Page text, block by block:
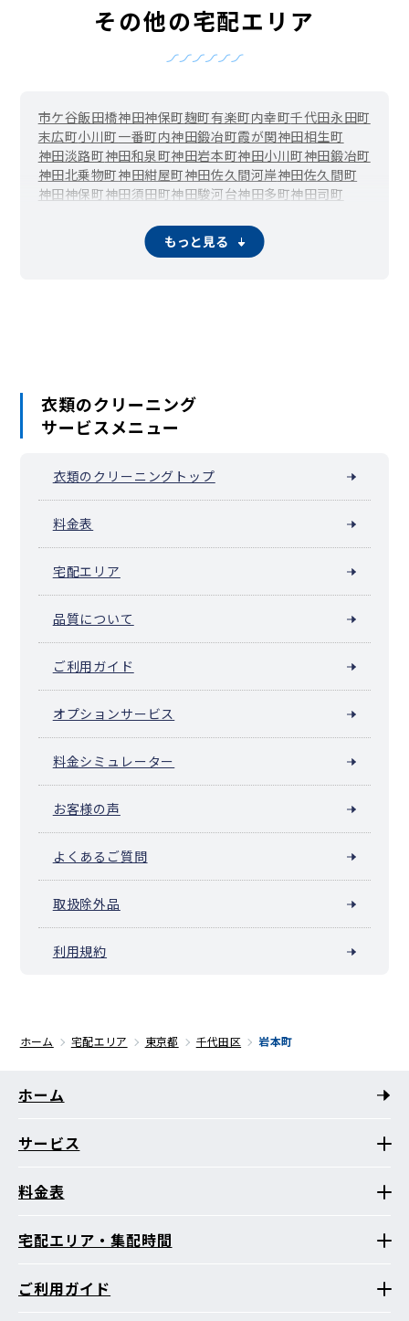
その他の宅配エリア
市ケ谷飯田橋神田神保町麹町有楽町内幸町千代田永田町
末広町小川町一番町内神田鍛冶町霞が関神田相生町
神田淡路町神田和泉町神田岩本町神田小川町神田鍛冶町
神田北乗物町神田紺屋町神田佐久間河岸神田佐久間町
神田神保町神田須田町神田駿河台神田多町神田司町
神田東松下町 神田平河町
神田美土代町紀尾井町 北の丸公園
もっと見る
衣類のクリーニング
サービスメニュー
衣類のクリーニングトップ
料金表
宅配エリア
品質について
ご利用ガイド
オプションサービス
料金シミュレーター
お客様の声
よくあるご質問
取扱除外品
利用規約
ホーム 宅配エリア 東京都 千代田区 岩本町
ホーム
サービス
料金表
宅配エリア・集配時間
ご利用ガイド